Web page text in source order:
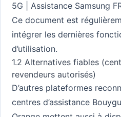
5G | Assistance Samsung
Ce document est
intégrer les dernières
d’utilisation.
1.2 Alternatives fiables
revendeurs autorisés)
D’autres plateformes
centres d’assistance